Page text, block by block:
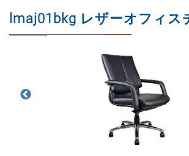
lmaj01bkg レザーオフィス